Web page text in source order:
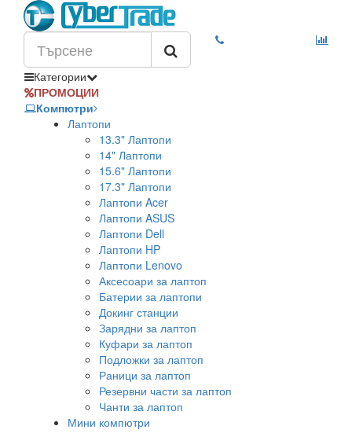
Категории
ПРОМОЦИИ
Компютри
Лаптопи
13.3" Лаптопи
14" Лаптопи
15.6" Лаптопи
17.3" Лаптопи
Лаптопи Acer
Лаптопи ASUS
Лаптопи Dell
Лаптопи HP
Лаптопи Lenovo
Аксесоари за лаптоп
Батерии за лаптопи
Докинг станции
Зарядни за лаптоп
Куфари за лаптоп
Подложки за лаптоп
Раници за лаптоп
Резервни части за лаптоп
Чанти за лаптоп
Мини компютри